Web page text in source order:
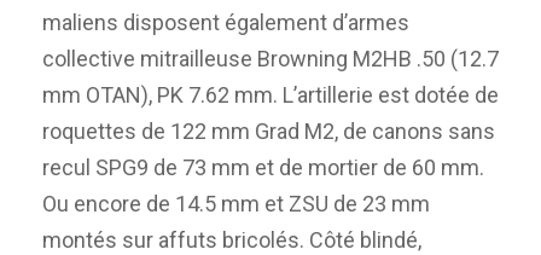
maliens disposent également d’armes
collective mitrailleuse Browning M2HB .50 (12.7
mm OTAN), PK 7.62 mm. L’artillerie est dotée de
roquettes de 122 mm Grad M2, de canons sans
recul SPG9 de 73 mm et de mortier de 60 mm.
Ou encore de 14.5 mm et ZSU de 23 mm
montés sur affuts bricolés. Côté blindé,